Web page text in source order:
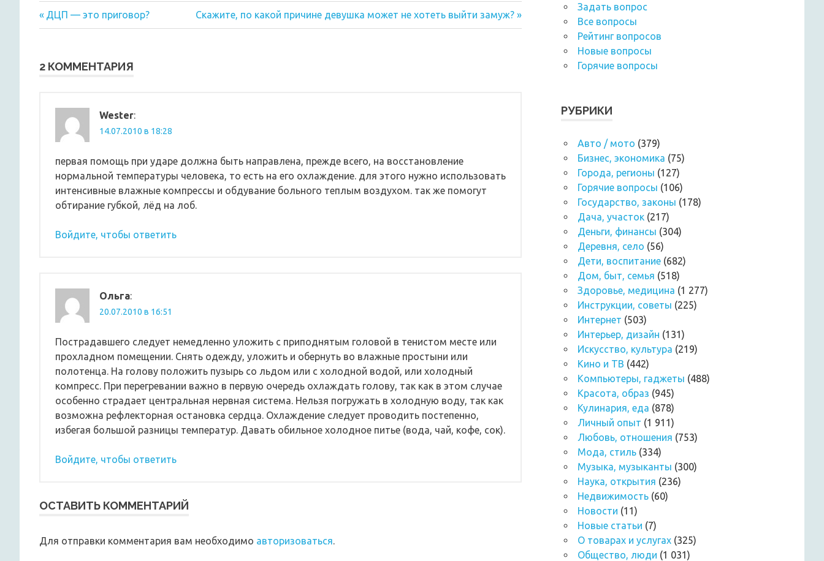
Навигация
записям
Предыдущая
запись:
ДЦП — это приговор?
Следующая
запись:
Скажите, по какой причине девушка может не хотеть выйти замуж?
2 КОММЕНТАРИЯ
Wester:
14.07.2010 в 18:28
первая помощь при ударе должна быть направлена, прежде всего, на восстановление
нормальной температуры человека, то есть на его охлаждение. для этого нужно использовать
интенсивные влажные компрессы и обдувание больного теплым воздухом. так же помогут
обтирание губкой, лёд на лоб.
Войдите, чтобы ответить
Ольга:
20.07.2010 в 16:51
Пострадавшего следует немедленно уложить с приподнятым головой в тенистом месте или
прохладном помещении. Снять одежду, уложить и обернуть во влажные простыни или
полотенца. На голову положить пузырь со льдом или с холодной водой, или холодный
компресс. При перегревании важно в первую очередь охлаждать голову, так как в этом случае
особенно страдает центральная нервная система. Нельзя погружать в холодную воду, так как
возможна рефлекторная остановка сердца. Охлаждение следует проводить постепенно,
избегая большой разницы температур. Давать обильное холодное питье (вода, чай, кофе, сок).
Войдите, чтобы ответить
ОСТАВИТЬ КОММЕНТАРИЙ
Для отправки комментария вам необходимо авторизоваться.
Задать вопрос
Все вопросы
Рейтинг вопросов
Новые вопросы
Горячие вопросы
РУБРИКИ
Авто / мото (379)
Бизнес, экономика (75)
Города, регионы (127)
Горячие вопросы (106)
Государство, законы (178)
Дача, участок (217)
Деньги, финансы (304)
Деревня, село (56)
Дети, воспитание (682)
Дом, быт, семья (518)
Здоровье, медицина (1 277)
Инструкции, советы (225)
Интернет (503)
Интерьер, дизайн (131)
Искусство, культура (219)
Кино и ТВ (442)
Компьютеры, гаджеты (488)
Красота, образ (945)
Кулинария, еда (878)
Личный опыт (1 911)
Любовь, отношения (753)
Мода, стиль (334)
Музыка, музыканты (300)
Наука, открытия (236)
Недвижимость (60)
Новости (11)
Новые статьи (7)
О товарах и услугах (325)
Общество, люди (1 031)